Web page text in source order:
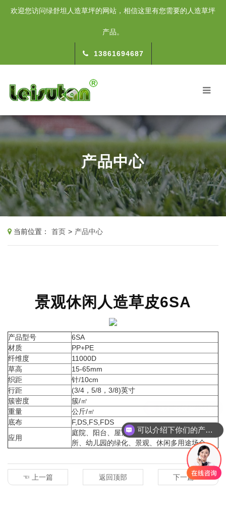
欢迎您访问绿舒坦人造草坪的网站，相信这里有您需要的人造草坪
产品。
13861694687
产品中心
当前位置： 首页 > 产品中心
景观休闲人造草皮6SA
产品型号
6SA
材质
PP+PE
纤维度
11000D
草高
15-65mm
织距
针/10cm
行距
(3/4，5/8，3/8)英寸
簇密度
簇/㎡
重量
公斤/㎡
底布
F,DS,FS,FDS
应用
庭院、阳台、屋顶、公园、展会、宾馆、会
所、幼儿园的绿化、景观、休闲多用途场合
☜ 上一篇 返回顶部 下一篇 ☞
可以介绍下你们的产品么